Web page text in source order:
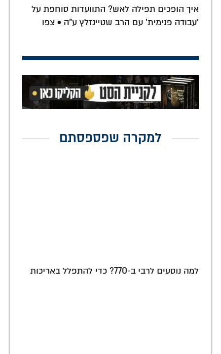
איך הופכים תפילה לאש? התוועדות סוחפת על
'עבודה פנימית' עם הרב שטיינזלץ ע"ה • צפו
למקרה שפספסתם
למה נוסעים לרבי ב-770? כדי להתפלל באריכות